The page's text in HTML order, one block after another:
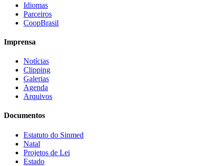
Idiomas
Parceiros
CoopBrasil
Imprensa
Notícias
Clipping
Galerias
Agenda
Arquivos
Documentos
Estatuto do Sinmed
Natal
Projetos de Lei
Estado